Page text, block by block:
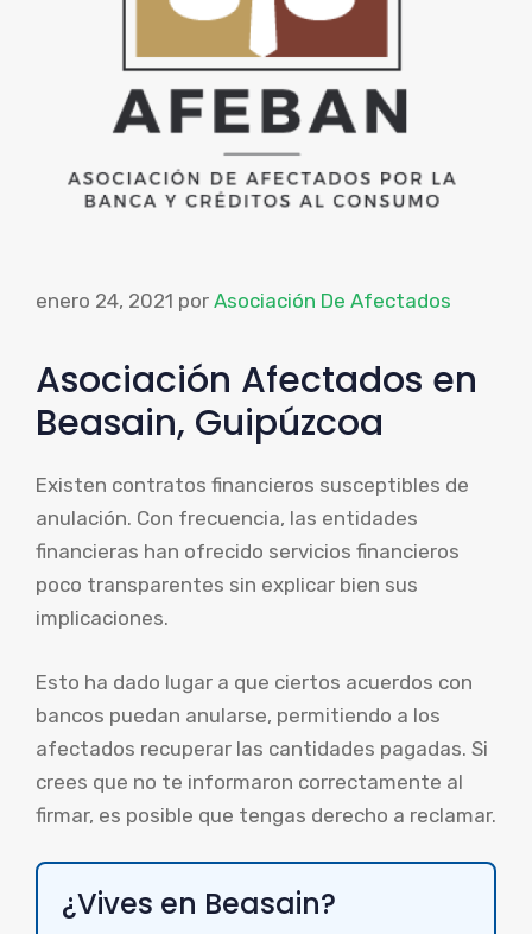
enero 24, 2021 por Asociación De Afectados
Asociación Afectados en
Beasain, Guipúzcoa
Existen contratos financieros susceptibles de
anulación. Con frecuencia, las entidades
financieras han ofrecido servicios financieros
poco transparentes sin explicar bien sus
implicaciones.
Esto ha dado lugar a que ciertos acuerdos con
bancos puedan anularse, permitiendo a los
afectados recuperar las cantidades pagadas. Si
crees que no te informaron correctamente al
firmar, es posible que tengas derecho a reclamar.
¿Vives en Beasain?